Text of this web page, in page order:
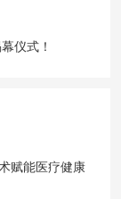
仪式！
赋能医疗健康